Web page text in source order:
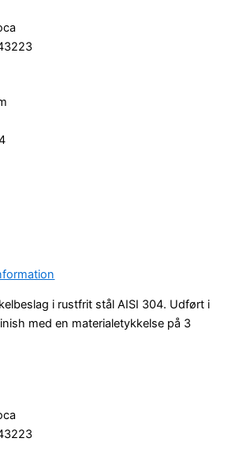
i rustfrit stål AISI 304. Udført i
med en materialetykkelse på 3